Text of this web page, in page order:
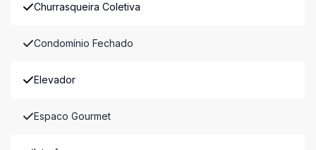
Churrasqueira Coletiva
Condomínio Fechado
Elevador
Espaco Gourmet